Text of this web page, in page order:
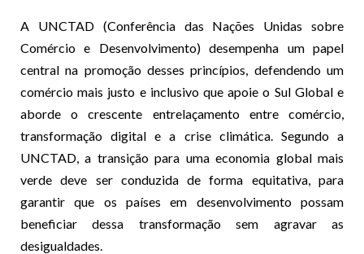
A UNCTAD (Conferência das Nações Unidas sobre
Comércio e Desenvolvimento) desempenha um papel
central na promoção desses princípios, defendendo um
comércio mais justo e inclusivo que apoie o Sul Global e
aborde o crescente entrelaçamento entre comércio,
transformação digital e a crise climática. Segundo a
UNCTAD, a transição para uma economia global mais
verde deve ser conduzida de forma equitativa, para
garantir que os países em desenvolvimento possam
beneficiar dessa transformação sem agravar as
desigualdades.